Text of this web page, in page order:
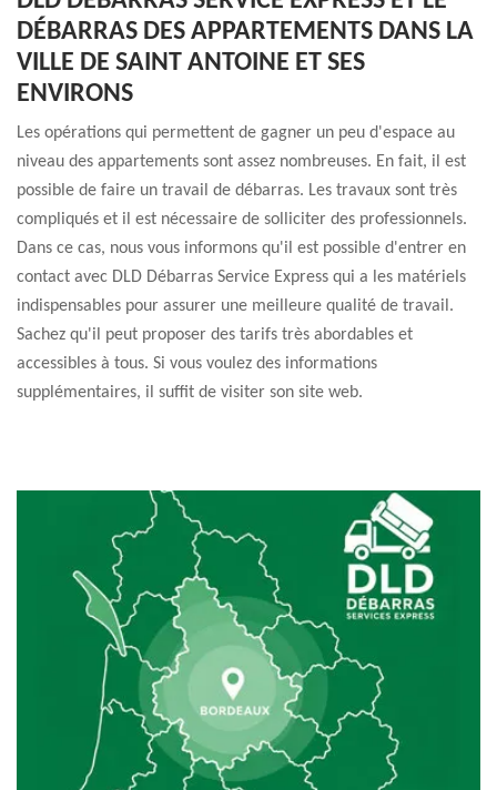
DÉBARRAS DES APPARTEMENTS DANS LA
VILLE DE SAINT ANTOINE ET SES
ENVIRONS
Les opérations qui permettent de gagner un peu d'espace au
niveau des appartements sont assez nombreuses. En fait, il est
possible de faire un travail de débarras. Les travaux sont très
compliqués et il est nécessaire de solliciter des professionnels.
Dans ce cas, nous vous informons qu'il est possible d'entrer en
contact avec DLD Débarras Service Express qui a les matériels
indispensables pour assurer une meilleure qualité de travail.
Sachez qu'il peut proposer des tarifs très abordables et
accessibles à tous. Si vous voulez des informations
supplémentaires, il suffit de visiter son site web.